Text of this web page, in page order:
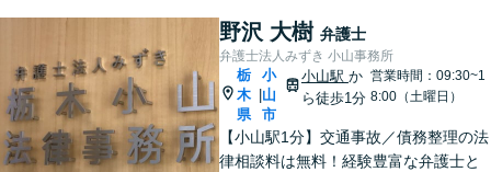
野沢 大樹 弁護士
弁護士法人みずき 小山事務所
栃
木
県
小
山
市
小山駅 か
ら徒歩1分
営業時間：09:30~1
8:00（土曜日）
【小山駅1分】交通事故／債務整理の法
律相談料は無料！経験豊富な弁護士と